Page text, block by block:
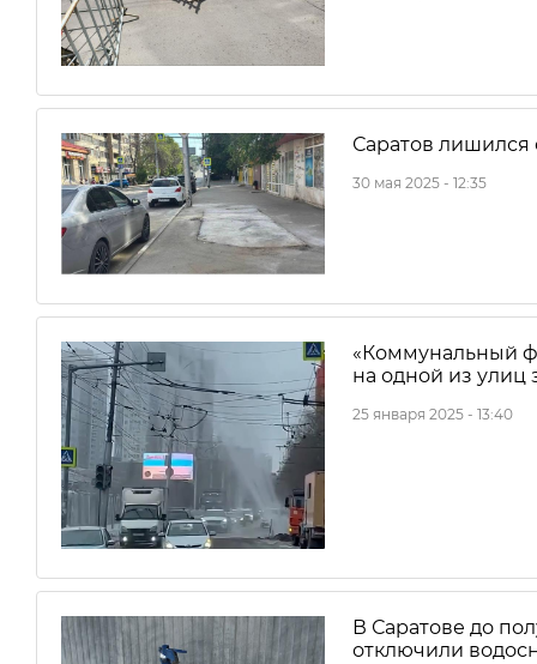
Саратов лишился
30 мая 2025 - 12:35
«Коммунальный
на одной из улиц
25 января 2025 - 13:40
В Саратове до
отключили